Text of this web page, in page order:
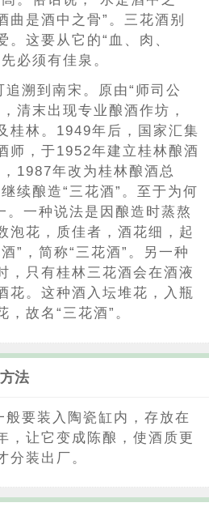
曲是酒中之骨”。三花酒别
这要从它的“血、肉、
必须有佳泉。
溯到南宋。原由“师司公
清末出现专业酿酒作坊，
桂林。1949年后，国家汇集
师，于1952年建立桂林酿酒
1987年改为桂林酿酒总
续酿造“三花酒”。至于为何
。一种说法是因酿造时蒸熬
泡花，质佳者，酒花细，起
”，简称“三花酒”。另一种
，只有桂林三花酒会在酒液
花。这种酒入坛堆花，入瓶
故名“三花酒”。
法
般要装入陶瓷缸内，存放在
，让它变成陈酿，使酒质更
分装出厂。